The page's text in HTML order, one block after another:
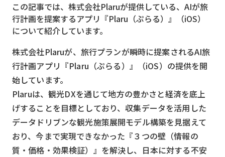
M2M
VPN
スマート〇〇
スマート農業
ドローン
ロボット
スマート物流
IoT
この記事では、株式会社Plaruが提供している、AIが旅
行計画を提案するアプリ『Plaru（ぷらる）』（iOS）
について紹介しています。
株式会社Plaruが、旅行プランが瞬時に提案されるAI旅
行計画アプリ『Plaru（ぷらる）』（iOS）の提供を開
始しています。
Plaruは、観光DXを通じて地方の豊かさと経済を底上
げすることを目標としており、収集データを活用した
データドリブンな観光施策展開モデル構築を見据えて
おり、今まで実現できなかった『３つの壁（情報の
質・価格・効果検証）』を解決し、日本に対する不安